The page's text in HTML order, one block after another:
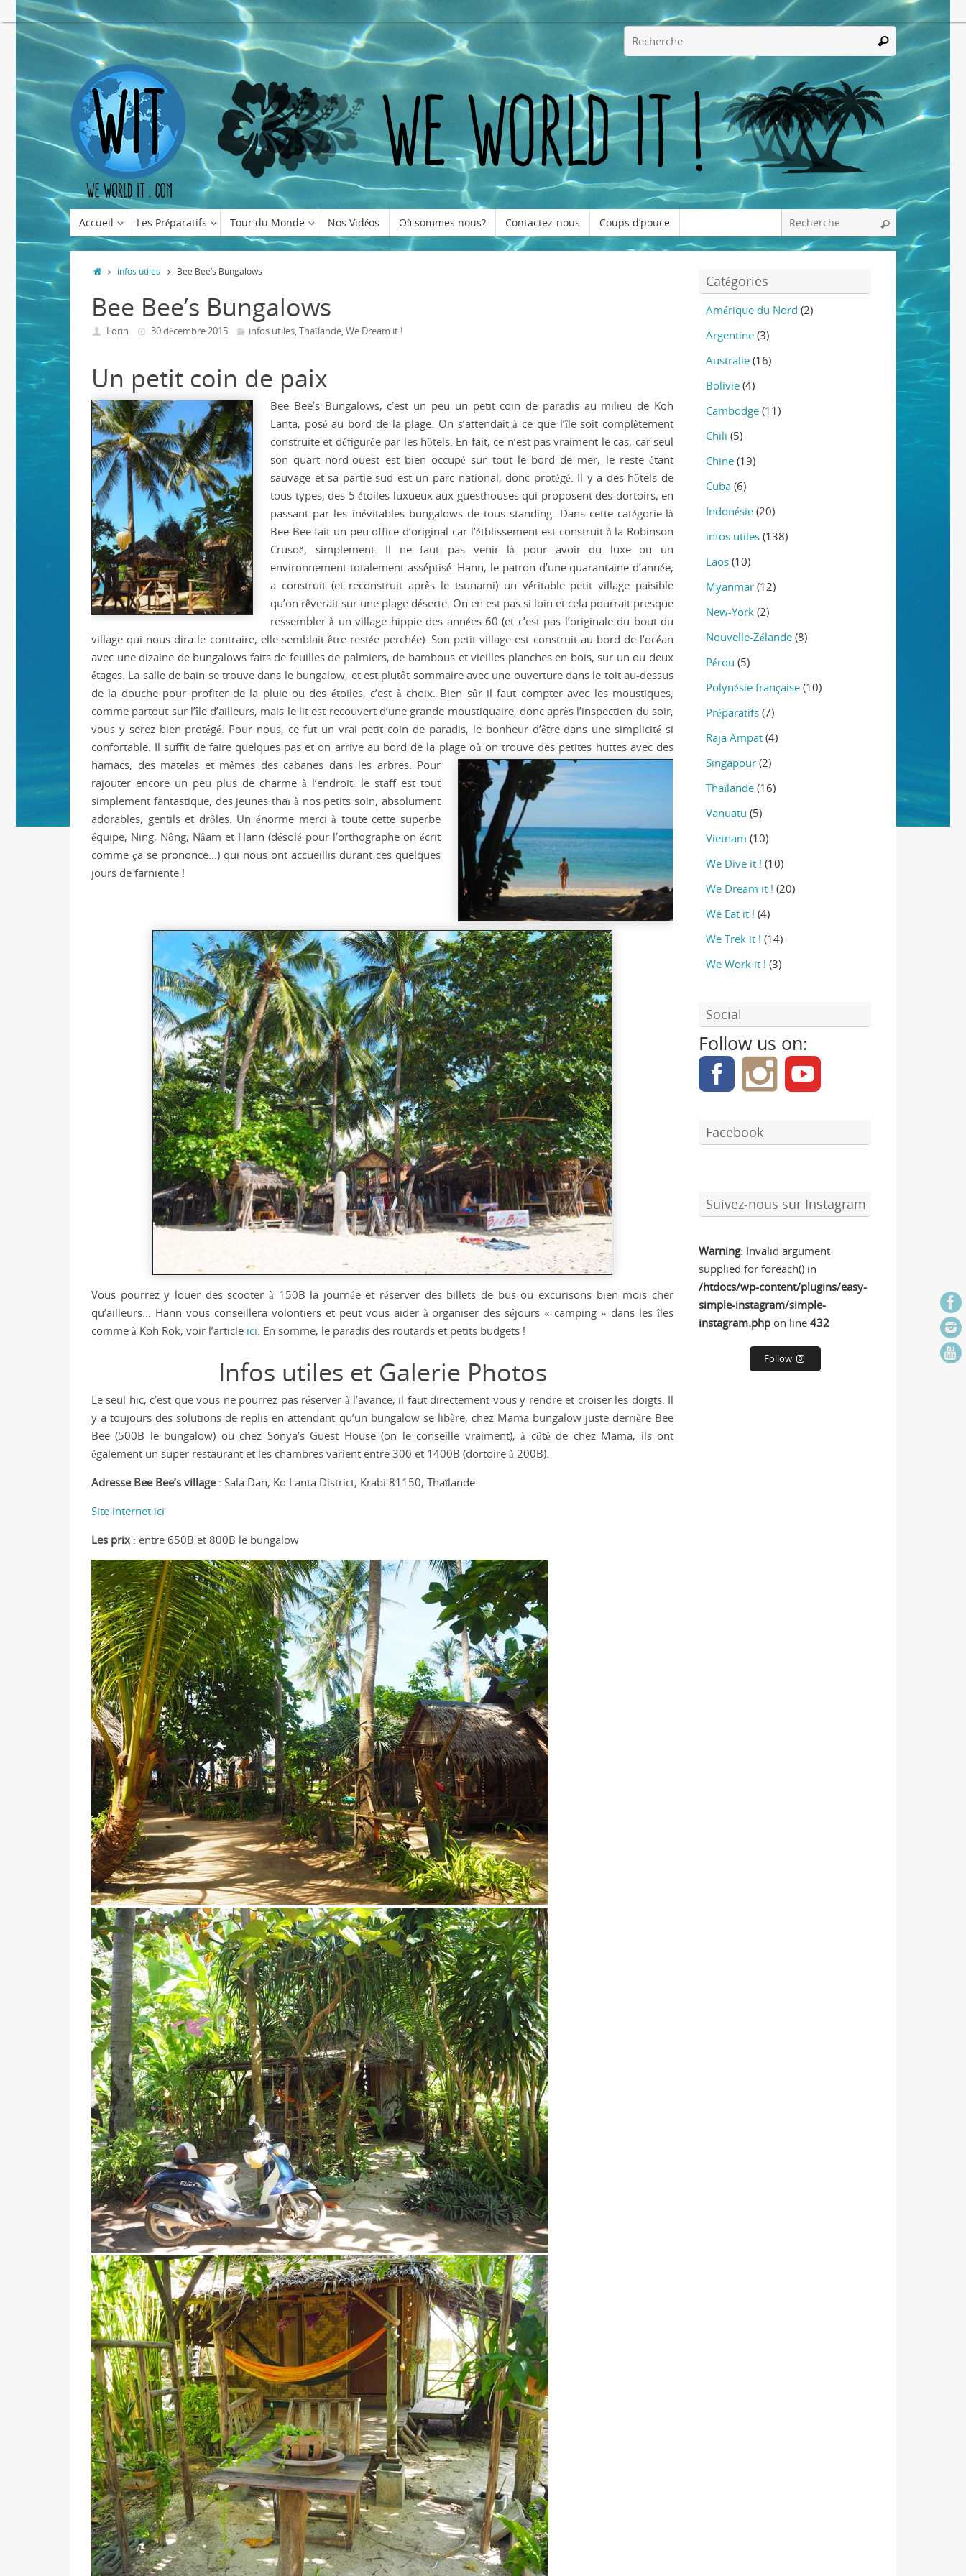
Accueil Les Préparatifs Tour du Monde Nos Vidéos Où sommes nous? Contactez-nous Coups d’pouce
infos utiles Bee Bee’s Bungalows
Bee Bee’s Bungalows
Lorin 30 décembre 2015 infos utiles, Thaïlande, We Dream it !
Un petit coin de paix
Bee Bee’s Bungalows, c’est un peu un petit coin de paradis au milieu de Koh
Lanta, posé au bord de la plage. On s’attendait à ce que l’île soit complètement
construite et défigurée par les hôtels. En fait, ce n’est pas vraiment le cas, car seul
son quart nord-ouest est bien occupé sur tout le bord de mer, le reste étant
sauvage et sa partie sud est un parc national, donc protégé. Il y a des hôtels de
tous types, des 5 étoiles luxueux aux guesthouses qui proposent des dortoirs, en
passant par les inévitables bungalows de tous standing. Dans cette catégorie-là
Bee Bee fait un peu office d’original car l’étblissement est construit à la Robinson
Crusoë, simplement. Il ne faut pas venir là pour avoir du luxe ou un
environnement totalement asséptisé. Hann, le patron d’une quarantaine d’année,
a construit (et reconstruit après le tsunami) un véritable petit village paisible
qu’on rêverait sur une plage déserte. On en est pas si loin et cela pourrait presque
ressembler à un village hippie des années 60 (et c’est pas l’originale du bout du
village qui nous dira le contraire, elle semblait être restée perchée). Son petit village est construit au bord de l’océan
avec une dizaine de bungalows faits de feuilles de palmiers, de bambous et vieilles planches en bois, sur un ou deux
étages. La salle de bain se trouve dans le bungalow, et est plutôt sommaire avec une ouverture dans le toit au-dessus
de la douche pour profiter de la pluie ou des étoiles, c’est à choix. Bien sûr il faut compter avec les moustiques,
comme partout sur l’île d’ailleurs, mais le lit est recouvert d’une grande moustiquaire, donc après l’inspection du soir,
vous y serez bien protégé. Pour nous, ce fut un vrai petit coin de paradis, le bonheur d’être dans une simplicité si
confortable. Il suffit de faire quelques pas et on arrive au bord de la plage où on trouve des petites huttes avec des
hamacs, des matelas et mêmes des cabanes dans les arbres. Pour
rajouter encore un peu plus de charme à l’endroit, le staff est tout
simplement fantastique, des jeunes thaï à nos petits soin, absolument
adorables, gentils et drôles. Un énorme merci à toute cette superbe
équipe, Ning, Nông, Nâam et Hann (désolé pour l’orthographe on écrit
comme ça se prononce…) qui nous ont accueillis durant ces quelques
jours de farniente !
Vous pourrez y louer des scooter à 150B la journée et réserver des billets de bus ou excurisons bien mois cher
qu’ailleurs… Hann vous conseillera volontiers et peut vous aider à organiser des séjours « camping » dans les îles
comme à Koh Rok, voir l’article ici. En somme, le paradis des routards et petits budgets !
Infos utiles et Galerie Photos
Le seul hic, c’est que vous ne pourrez pas réserver à l’avance, il faut directement vous y rendre et croiser les doigts. Il
y a toujours des solutions de replis en attendant qu’un bungalow se libère, chez Mama bungalow juste derrière Bee
Bee (500B le bungalow) ou chez Sonya’s Guest House (on le conseille vraiment), à côté de chez Mama, ils ont
également un super restaurant et les chambres varient entre 300 et 1400B (dortoire à 200B).
Adresse Bee Bee’s village: Sala Dan, Ko Lanta District, Krabi 81150, Thaïlande
Site internet ici
Les prix: entre 650B et 800B le bungalow
Catégories
Amérique du Nord (2)
Argentine (3)
Australie (16)
Bolivie (4)
Cambodge (11)
Chili (5)
Chine (19)
Cuba (6)
Indonésie (20)
infos utiles (138)
Laos (10)
Myanmar (12)
New-York (2)
Nouvelle-Zélande (8)
Pérou (5)
Polynésie française (10)
Préparatifs (7)
Raja Ampat (4)
Singapour (2)
Thaïlande (16)
Vanuatu (5)
Vietnam (10)
We Dive it ! (10)
We Dream it ! (20)
We Eat it ! (4)
We Trek it ! (14)
We Work it ! (3)
Social
Follow us on:
Facebook
Suivez-nous sur Instagram
Warning: Invalid argument
supplied for foreach() in
/htdocs/wp-content/plugins/easy-
simple-instagram/simple-
instagram.php on line 432
Follow